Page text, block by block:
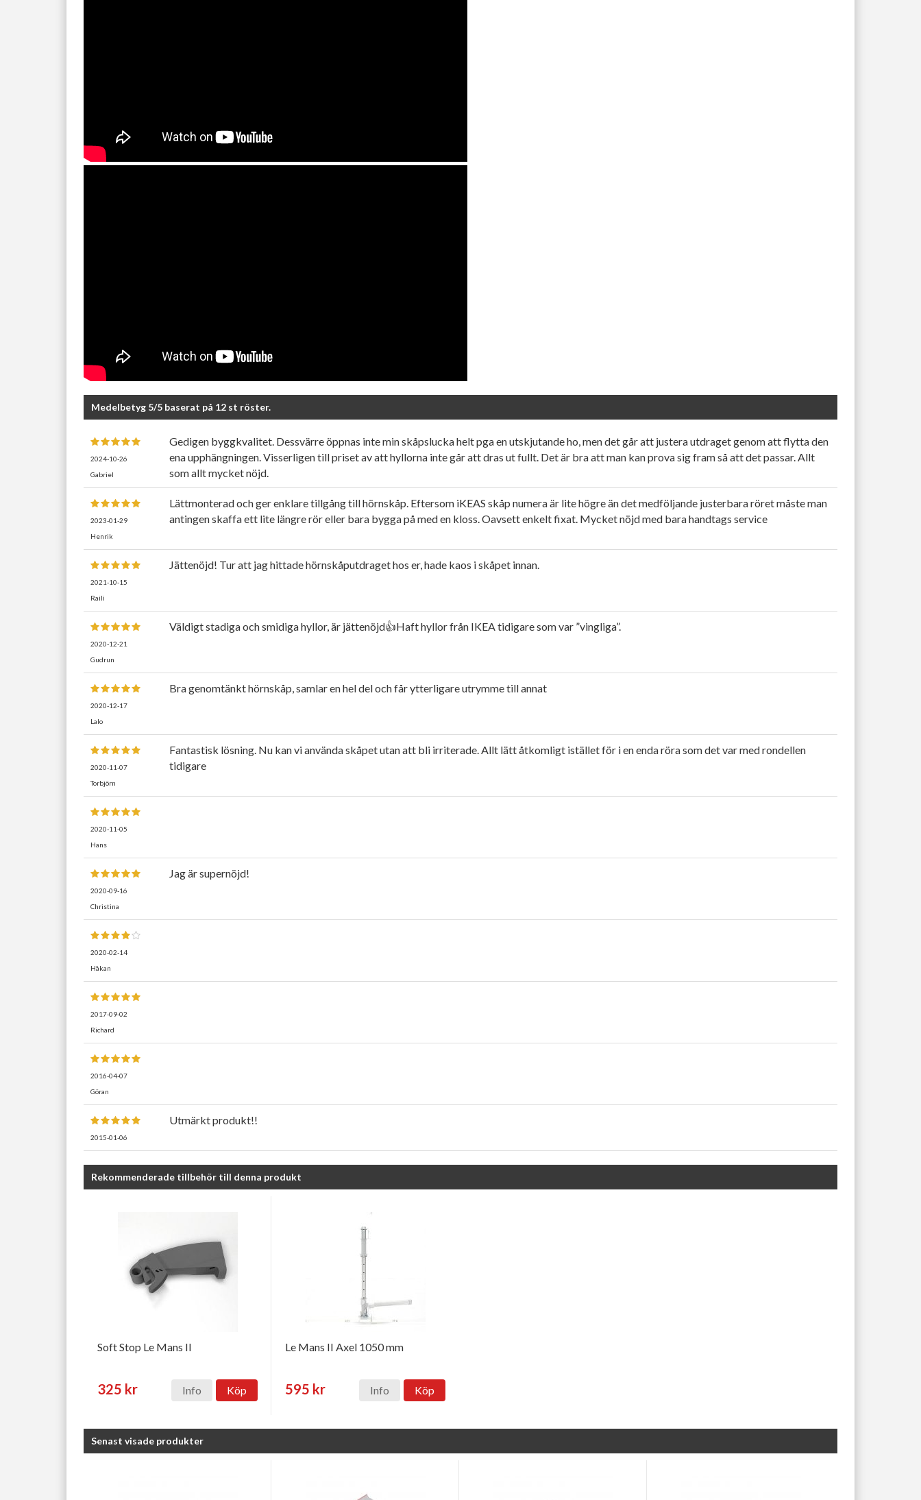
Medelbetyg 5/5 baserat på 12 st röster.
2024-10-26
Gabriel
Gedigen byggkvalitet. Dessvärre öppnas inte min skåpslucka helt pga en utskjutande ho, men det går att justera utdraget genom att flytta den
ena upphängningen. Visserligen till priset av att hyllorna inte går att dras ut fullt. Det är bra att man kan prova sig fram så att det passar. Allt
som allt mycket nöjd.
2023-01-29
Henrik
Lättmonterad och ger enklare tillgång till hörnskåp. Eftersom iKEAS skåp numera är lite högre än det medföljande justerbara röret måste man
antingen skaffa ett lite längre rör eller bara bygga på med en kloss. Oavsett enkelt fixat. Mycket nöjd med bara handtags service
2021-10-15
Raili
Jättenöjd! Tur att jag hittade hörnskåputdraget hos er, hade kaos i skåpet innan.
2020-12-21
Gudrun
Väldigt stadiga och smidiga hyllor, är jättenöjd👍Haft hyllor från IKEA tidigare som var ”vingliga”.
2020-12-17
Lalo
Bra genomtänkt hörnskåp, samlar en hel del och får ytterligare utrymme till annat
2020-11-07
Torbjörn
Fantastisk lösning. Nu kan vi använda skåpet utan att bli irriterade. Allt lätt åtkomligt istället för i en enda röra som det var med rondellen
tidigare
2020-11-05
Hans
2020-09-16
Christina
Jag är supernöjd!
2020-02-14
Håkan
2017-09-02
Richard
2016-04-07
Göran
2015-01-06
Utmärkt produkt!!
Rekommenderade tillbehör till denna produkt
Soft Stop Le Mans II
325 kr Info Köp
Le Mans II Axel 1050 mm
595 kr Info Köp
Senast visade produkter